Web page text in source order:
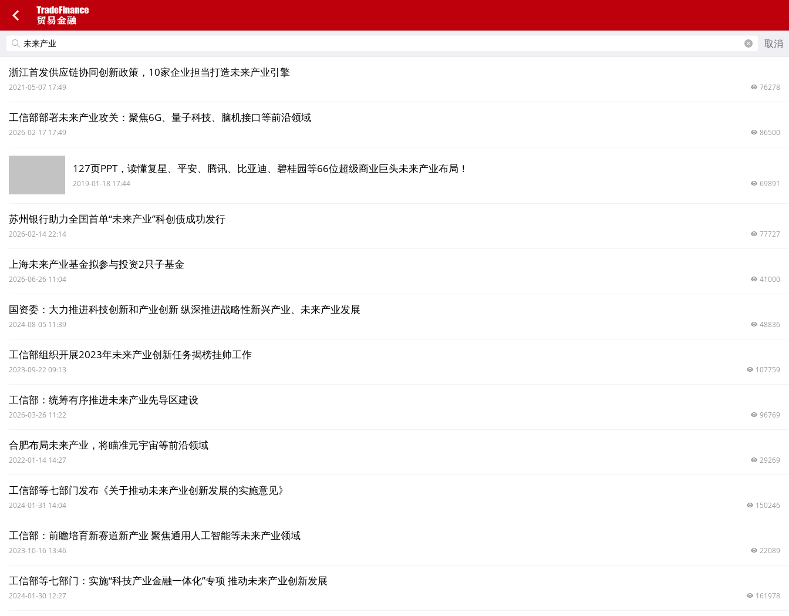
取消
浙江首发供应链协同创新政策，10家企业担当打造未来产业引擎
2021-05-07 17:49 76278
工信部部署未来产业攻关：聚焦6G、量子科技、脑机接口等前沿领域
2026-02-17 17:49 86500
127页PPT，读懂复星、平安、腾讯、比亚迪、碧桂园等66位超级商业巨头未来产业布局！
2019-01-18 17:44 69891
苏州银行助力全国首单“未来产业”科创债成功发行
2026-02-14 22:14 77727
上海未来产业基金拟参与投资2只子基金
2026-06-26 11:04 41000
国资委：大力推进科技创新和产业创新 纵深推进战略性新兴产业、未来产业发展
2024-08-05 11:39 48836
工信部组织开展2023年未来产业创新任务揭榜挂帅工作
2023-09-22 09:13 107759
工信部：统筹有序推进未来产业先导区建设
2026-03-26 11:22 96769
合肥布局未来产业，将瞄准元宇宙等前沿领域
2022-01-14 14:27 29269
工信部等七部门发布《关于推动未来产业创新发展的实施意见》
2024-01-31 14:04 150246
工信部：前瞻培育新赛道新产业 聚焦通用人工智能等未来产业领域
2023-10-16 13:46 22089
工信部等七部门：实施“科技产业金融一体化”专项 推动未来产业创新发展
2024-01-30 12:27 161978